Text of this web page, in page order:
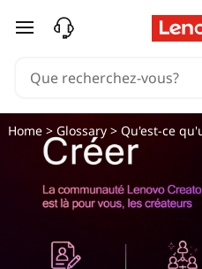
U
c
passer au contenu principal
Home> Glossary> Qu'est-ce